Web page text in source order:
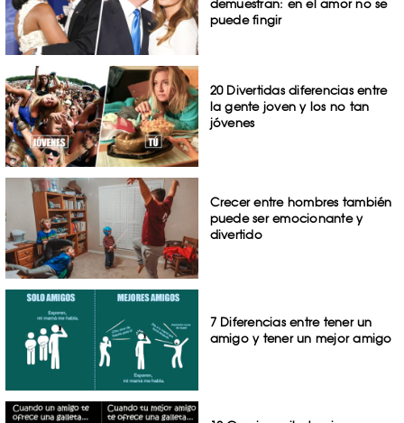
demuestran: en el amor no se
puede fingir
20 Divertidas diferencias entre
la gente joven y los no tan
jóvenes
Crecer entre hombres también
puede ser emocionante y
divertido
7 Diferencias entre tener un
amigo y tener un mejor amigo